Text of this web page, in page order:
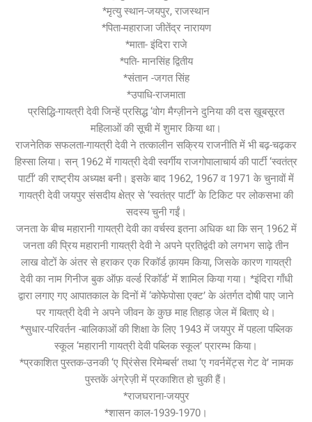
*मृत्यु स्थान-जयपुर, राजस्थान
*पिता-महाराजा जीतेंद्र नारायण
*माता- इंदिरा राजे
*पति- मानसिंह द्वितीय
*संतान -जगत सिंह
*उपाधि-राजमाता
प्रसिद्धि-गायत्री देवी जिन्हें प्रसिद्ध ‘वोग मैग्ज़ीनने दुनिया की दस ख़ूबसूरत
महिलाओं की सूची में शुमार किया था।
राजनेतिक सफलता-गायत्री देवी ने तत्कालीन सक्रिय राजनीति में भी बढ़-चढ़कर
हिस्सा लिया। सन् 1962 में गायत्री देवी स्वर्गीय राजगोपालाचार्य की पार्टी ‘स्वतंत्र
पार्टी’ की राष्ट्रीय अध्यक्ष बनी। इसके बाद 1962, 1967 व 1971 के चुनावों में
गायत्री देवी जयपुर संसदीय क्षेत्र से ‘स्वतंत्र पार्टी’ के टिकिट पर लोकसभा की
सदस्य चुनी गईं।
जनता के बीच महारानी गायत्री देवी का वर्चस्व इतना अधिक था कि सन् 1962 में
जनता की प्रिय महारानी गायत्री देवी ने अपने प्रतिद्वंदी को लगभग साढ़े तीन
लाख वोटों के अंतर से हराकर एक रिकॉर्ड क़ायम किया, जिसके कारण गायत्री
देवी का नाम गिनीज बुक ऑफ़ वर्ल्ड रिकॉर्ड’ में शामिल किया गया। *इंदिरा गाँधी
द्वारा लगाए गए आपातकाल के दिनों में ‘कोफेपोसा एक्ट’ के अंतर्गत दोषी पाए जाने
पर गायत्री देवी ने अपने जीवन के कुछ माह तिहाड़ जेल में बिताए थे।
*सुधार-परिवर्तन -बालिकाओं की शिक्षा के लिए 1943 में जयपुर में पहला पब्लिक
स्कूल ‘महारानी गायत्री देवी पब्लिक स्कूल’ प्रारम्भ किया।
*प्रकाशित पुस्तक-उनकी ‘ए प्रिंसेस रिमेम्बर्स’ तथा ‘ए गवर्नमेंट्स गेट वे’ नामक
पुस्तकें अंग्रेज़ी में प्रकाशित हो चुकी हैं।
*राजघराना-जयपुर
*शासन काल-1939-1970।